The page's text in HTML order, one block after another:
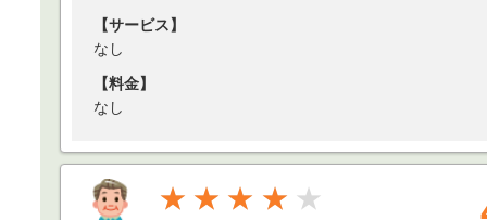
【サービス】
なし
【料金】
なし
★★★★